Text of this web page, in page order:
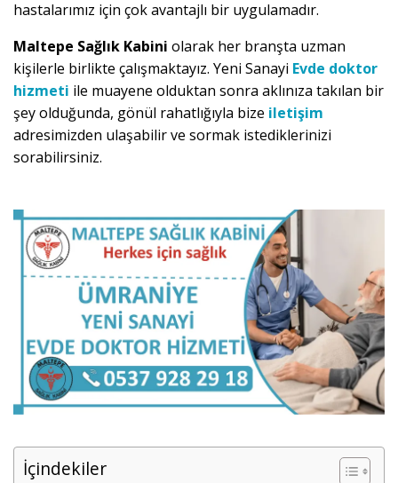
hastalarımız için çok avantajlı bir uygulamadır.
Maltepe Sağlık Kabini olarak her branşta uzman
kişilerle birlikte çalışmaktayız. Yeni Sanayi Evde doktor
hizmeti ile muayene olduktan sonra aklınıza takılan bir
şey olduğunda, gönül rahatlığıyla bize iletişim
adresimizden ulaşabilir ve sormak istediklerinizi
sorabilirsiniz.
İçindekiler